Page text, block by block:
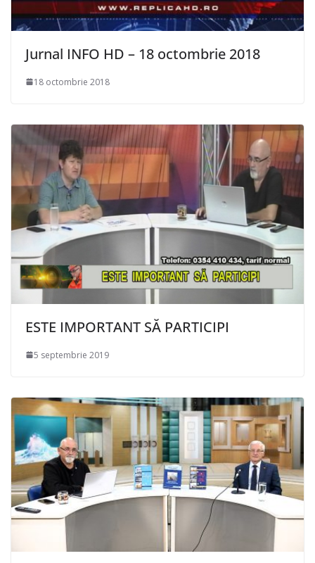
Jurnal INFO HD – 18 octombrie 2018
18 octombrie 2018
ESTE IMPORTANT SĂ PARTICIPI
5 septembrie 2019